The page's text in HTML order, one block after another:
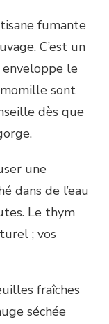
fumante
C’est un
le
sont
dès que
une
dans de l’eau
Le thym
; vos
fraîches
séchée